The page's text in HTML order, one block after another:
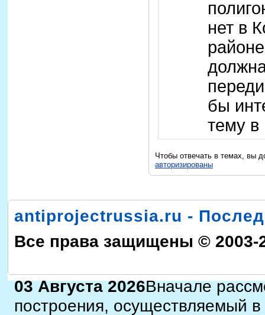
нет в
бы
тему
Чтобы отвечать в темах, вы
авторизированы
antiprojectrussia.ru -
Все права защищены © 2003-
03 Августа 2026Вначале
построения, осуществляемый